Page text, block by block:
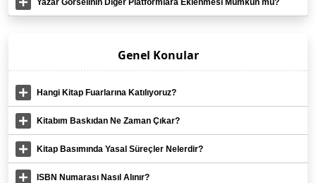
Yazar Görselinin Diğer Platformlara Eklenmesi Mümkün mü?
Genel Konular
Hangi Kitap Fuarlarına Katılıyoruz?
Kitabım Baskıdan Ne Zaman Çıkar?
Kitap Basımında Yasal Süreçler Nelerdir?
ISBN Numarası Nasıl Alınır?